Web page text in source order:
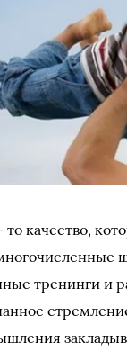
качество,
тренинги и